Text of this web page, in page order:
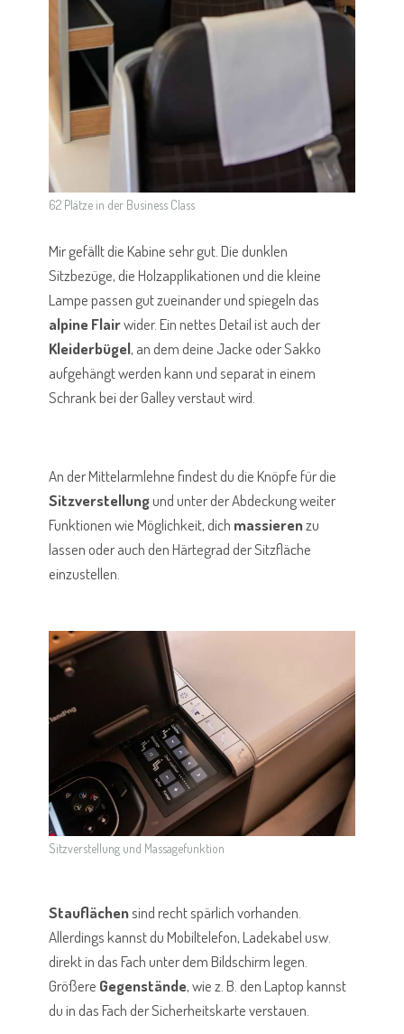
62 Plätze in der Business Class
Mir gefällt die Kabine sehr gut. Die dunklen
Sitzbezüge, die Holzapplikationen und die kleine
Lampe passen gut zueinander und spiegeln das
alpine Flairwider. Ein nettes Detail ist auch der
Kleiderbügel, an dem deine Jacke oder Sakko
aufgehängt werden kann und separat in einem
Schrank bei der Galley verstaut wird.
An der Mittelarmlehne findest du die Knöpfe für die
Sitzverstellungund unter der Abdeckung weiter
Funktionen wie Möglichkeit, dich massierenzu
lassen oder auch den Härtegrad der Sitzfläche
einzustellen.
Sitzverstellung und Massagefunktion
Stauflächensind recht spärlich vorhanden.
Allerdings kannst du Mobiltelefon, Ladekabel usw.
direkt in das Fach unter dem Bildschirm legen.
Größere Gegenstände, wie z. B. den Laptop kannst
du in das Fach der Sicherheitskarte verstauen.